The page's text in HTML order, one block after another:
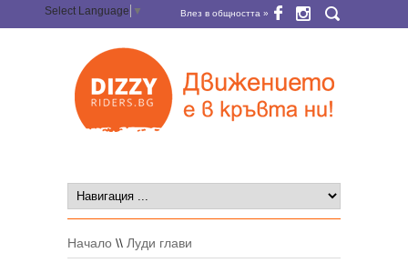
Select Language ▼ Влез в общността »
Начало \\ Луди глави